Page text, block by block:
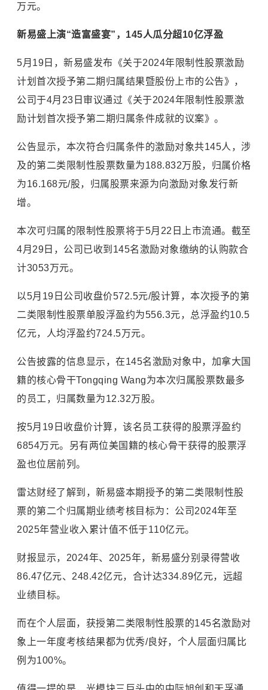
万元。
新易盛上演“造富盛宴”，145人瓜分超10亿浮盈
5月19日，新易盛发布《关于2024年限制性股票激励
计划首次授予第二期归属结果暨股份上市的公告》，
公司于4月23日审议通过《关于2024年限制性股票激
励计划首次授予第二期归属条件成就的议案》。
公告显示，本次符合归属条件的激励对象共145人，涉
及的第二类限制性股票数量为188.832万股，归属价格
为16.168元/股，归属股票来源为向激励对象发行新
增。
本次可归属的限制性股票将于5月22日上市流通。截至
4月29日，公司已收到145名激励对象缴纳的认购款合
计3053万元。
以5月19日公司收盘价572.5元/股计算，本次授予的第
二类限制性股票单股浮盈约为556.3元，总浮盈约10.5
亿元，人均浮盈约724.5万元。
公告披露的信息显示，在145名激励对象中，加拿大国
籍的核心骨干Tongqing Wang为本次归属股票数最多
的员工，归属数量为12.32万股。
按5月19日收盘价计算，该名员工获得的股票浮盈约
6854万元。另有两位美国籍的核心骨干获得的股票浮
盈也位居前列。
雷达财经了解到，新易盛本期授予的第二类限制性股
票的第二个归属期业绩考核目标为：公司2024年至
2025年营业收入累计值不低于110亿元。
财报显示，2024年、2025年，新易盛分别录得营收
86.47亿元、248.42亿元，合计达334.89亿元，远超
业绩目标。
而在个人层面，获授第二类限制性股票的145名激励对
象上一年度考核结果都为优秀/良好，个人层面归属比
例为100%。